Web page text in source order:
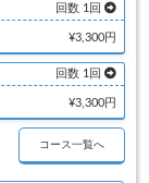
回数 1回
¥3,300円
回数 1回
¥3,300円
コース一覧へ